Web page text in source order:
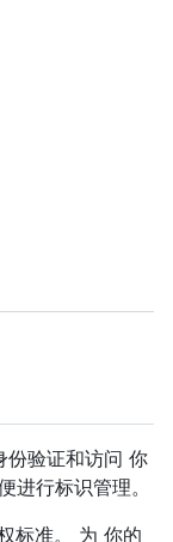
份验证和访问 你
行标识管理。
标准。 为 你的